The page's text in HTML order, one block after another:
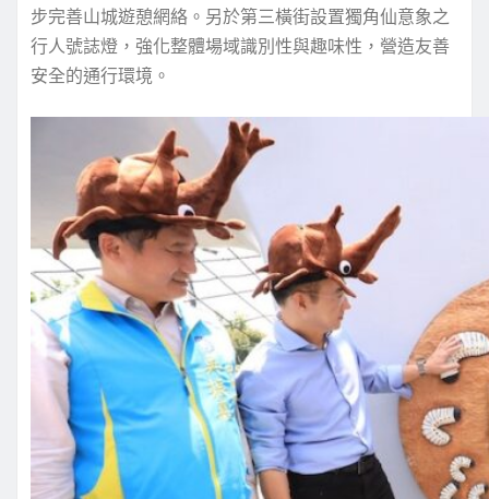
步完善山城遊憩網絡。另於第三橫街設置獨角仙意象之
行人號誌燈，強化整體場域識別性與趣味性，營造友善
安全的通行環境。